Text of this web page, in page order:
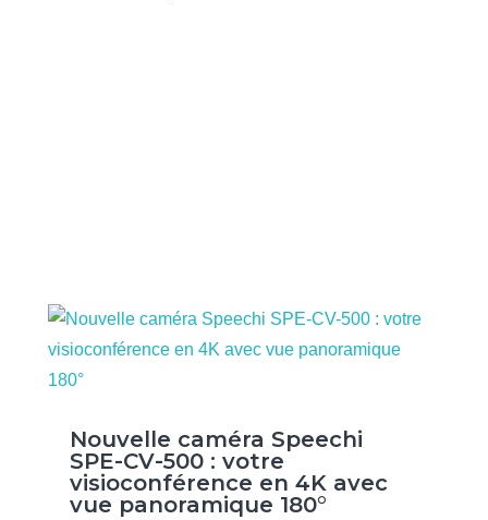
Nouvelle caméra Speechi
SPE-CV-500 : votre
visioconférence en 4K avec
vue panoramique 180°